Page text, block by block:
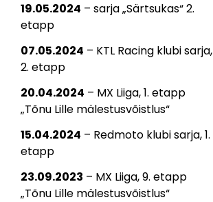
19.05.2024 – sarja „Särtsukas“ 2.
etapp
07.05.2024 – KTL Racing klubi sarja,
2. etapp
20.04.2024 – MX Liiga, 1. etapp
„Tõnu Lille mälestusvõistlus“
15.04.2024 – Redmoto klubi sarja, 1.
etapp
23.09.2023 – MX Liiga, 9. etapp
„Tõnu Lille mälestusvõistlus“